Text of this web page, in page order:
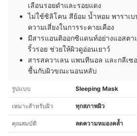
เลือนรอยดำและรอยแดง
ไม่ใช้ซิลิโคน สีย้อม น้ำหอม พาราเ
ความเสี่ยงในการระคายเคือง
มีสารแอนติออกซิแดนท์อย่างแอสต
ริ้วรอย ช่วยให้ผิวดูอ่อนเยาว์
สารสควาเลน แพนทีนอล และกลีเ
ชื้นกับผิวขณะนอนหลับ
รูปแบบ Sleeping Mask
เหมาะสำหรับผิว ทุกสภาพผิว
คุณสมบัติ ลดความหมองคล้ำ